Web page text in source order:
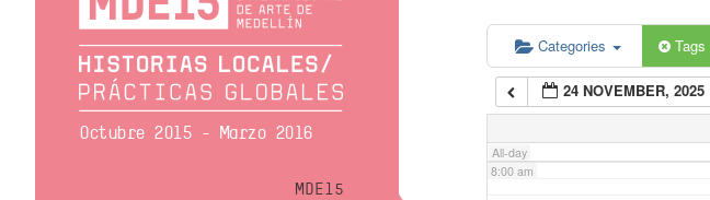
Octubre 2015 - Marzo 2016
MDE15
Categories Tags
24 NOVEMBER, 2025
All-day
6:00 am
7:00 am
8:00 am